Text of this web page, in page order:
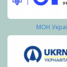
МОН